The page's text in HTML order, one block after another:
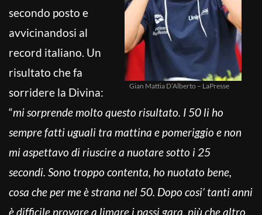
Gian Mattia D’Alberto – LaPresse
secondo posto e
avvicinandosi al
record italiano. Un
risultato che fa
sorridere la Divina:
“mi sorprende molto questo risultato. I 50 li ho
sempre fatti uguali tra mattina e pomeriggio e non
mi aspettavo di riuscire a nuotare sotto i 25
secondi. Sono troppo contenta, ho nuotato bene,
cosa che per me è strana nel 50. Dopo cosi’ tanti anni
è difficile provare a limare i passi gara, più che altro